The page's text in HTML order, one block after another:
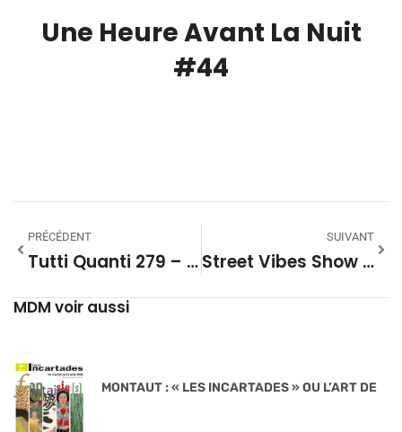
Une Heure Avant La Nuit
#44
PRÉCÉDENT
Tutti Quanti 279 – Les Compositeurs Par Eux-Mêmes
SUIVANT
Street Vibes Show 162
MDM voir aussi
MONTAUT : « LES INCARTADES » OU L’ART DE